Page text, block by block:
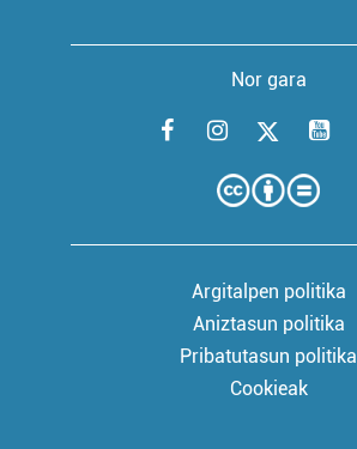
Nor gara
Argitalpen politika
Aniztasun politika
Pribatutasun politika
Cookieak